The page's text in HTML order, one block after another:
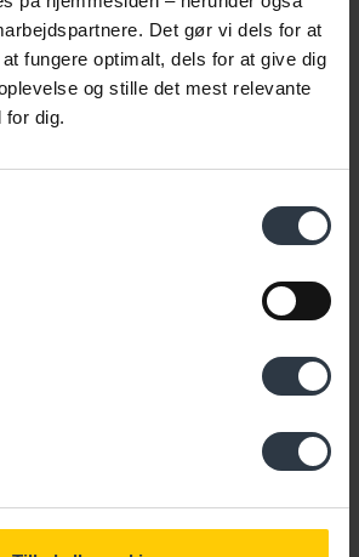
Det gør vi dels for at
fungere optimalt, dels for at give dig
og stille det mest relevante
for dig.
Nordsof, seniorkonsulent i Cabi
i Cabi.
sig til:
projektet
Arbejdskraft nu og til
af Den Europæiske Socialfond og